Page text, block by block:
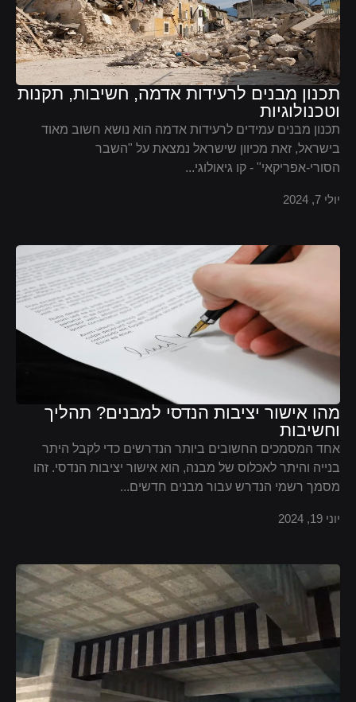
תכנון מבנים לרעידות אדמה, חשיבות, תקנות
וטכנולוגיות
תכנון מבנים עמידים לרעידות אדמה הוא נושא חשוב מאוד
בישראל, זאת מכיוון שישראל נמצאת על "השבר
הסורי-אפריקאי" - קו גיאולוגי...
יולי 7, 2024
מהו אישור יציבות הנדסי למבנים? תהליך
וחשיבות
אחד המסמכים החשובים ביותר הנדרשים כדי לקבל היתר
בנייה והיתר לאכלוס של מבנה, הוא אישור יציבות הנדסי. זהו
מסמך רשמי הנדרש עבור מבנים חדשים...
יוני 19, 2024